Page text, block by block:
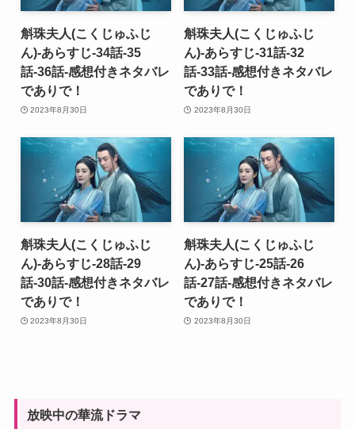
斛珠夫人(こくじゅふじ
ん)-あらすじ-34話-35
話-36話-感想付きネタバレ
でありで！
2023年8月30日
斛珠夫人(こくじゅふじ
ん)-あらすじ-31話-32
話-33話-感想付きネタバレ
でありで！
2023年8月30日
斛珠夫人(こくじゅふじ
ん)-あらすじ-28話-29
話-30話-感想付きネタバレ
でありで！
2023年8月30日
斛珠夫人(こくじゅふじ
ん)-あらすじ-25話-26
話-27話-感想付きネタバレ
でありで！
2023年8月30日
放映中の華流ドラマ